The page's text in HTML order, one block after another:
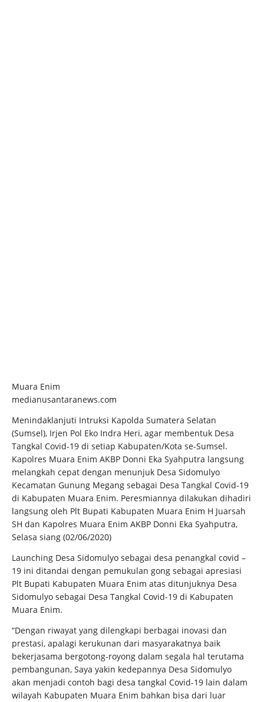
Muara Enim
medianusantaranews.com
Menindaklanjuti Intruksi Kapolda Sumatera Selatan
(Sumsel), Irjen Pol Eko Indra Heri, agar membentuk Desa
Tangkal Covid-19 di setiap Kabupaten/Kota se-Sumsel.
Kapolres Muara Enim AKBP Donni Eka Syahputra langsung
melangkah cepat dengan menunjuk Desa Sidomulyo
Kecamatan Gunung Megang sebagai Desa Tangkal Covid-19
di Kabupaten Muara Enim. Peresmiannya dilakukan dihadiri
langsung oleh Plt Bupati Kabupaten Muara Enim H Juarsah
SH dan Kapolres Muara Enim AKBP Donni Eka Syahputra,
Selasa siang (02/06/2020)
Launching Desa Sidomulyo sebagai desa penangkal covid –
19 ini ditandai dengan pemukulan gong sebagai apresiasi
Plt Bupati Kabupaten Muara Enim atas ditunjuknya Desa
Sidomulyo sebagai Desa Tangkal Covid-19 di Kabupaten
Muara Enim.
“Dengan riwayat yang dilengkapi berbagai inovasi dan
prestasi, apalagi kerukunan dari masyarakatnya baik
bekerjasama bergotong-royong dalam segala hal terutama
pembangunan, Saya yakin kedepannya Desa Sidomulyo
akan menjadi contoh bagi desa tangkal Covid-19 lain dalam
wilayah Kabupaten Muara Enim bahkan bisa dari luar